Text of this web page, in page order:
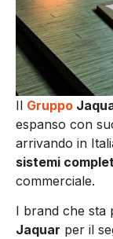
Il Gruppo
espanso con
arrivando in
sistemi
commerciale.
I brand che sta
Jaquar per il